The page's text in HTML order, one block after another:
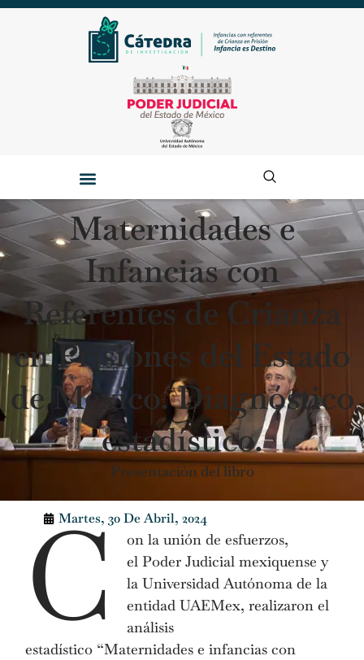
Maternidades e
Infancias con
Referentes de Crianza
en Prisiones del Estado
de México. Diagnóstico
estadístico.
Presentación del libro
Martes, 30 De Abril, 2024
C
on la unión de esfuerzos,
el Poder Judicial mexiquense y
la Universidad Autónoma de la
entidad UAEMex, realizaron el
análisis
estadístico “Maternidades e infancias con